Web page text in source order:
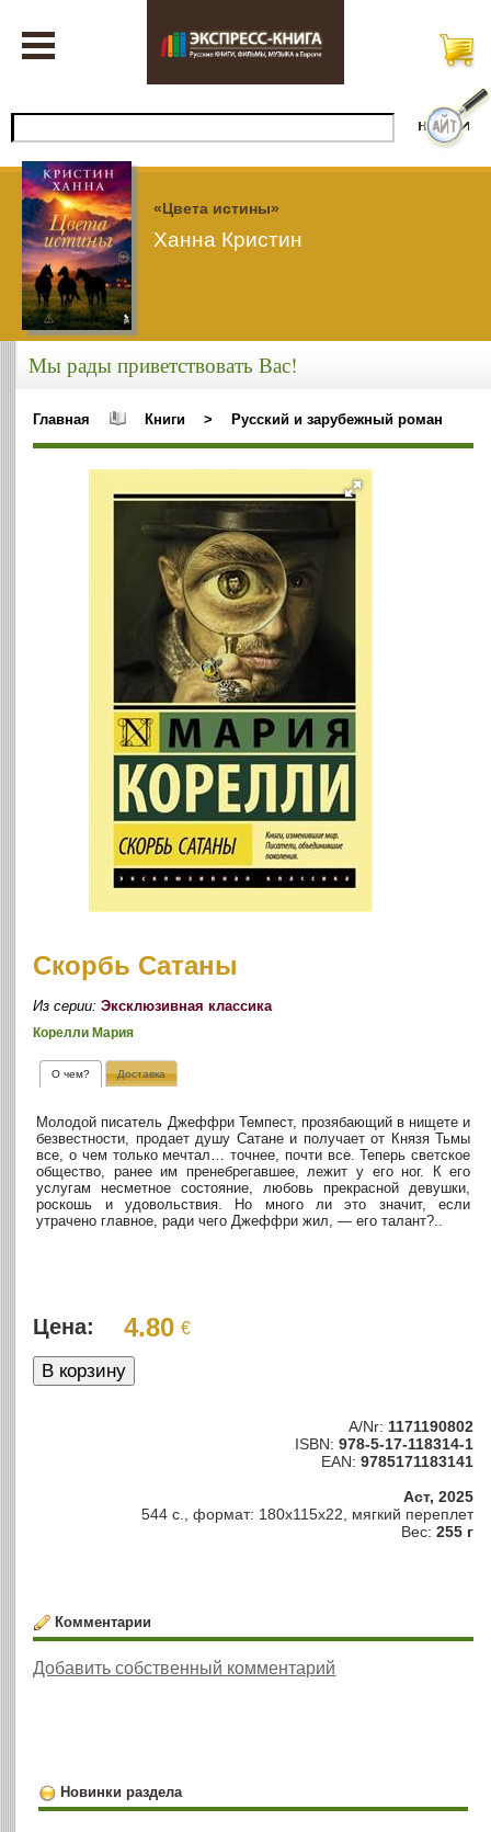
«Цвета истины»
Ханна Кристин
Мы рады приветствовать Вас!
Главная Книги > Русский и зарубежный роман
Скорбь Сатаны
Из серии:Эксклюзивная классика
Корелли Мария
О чем? Доставка
Молодой писатель Джеффри Темпест, прозябающий в нищете и
безвестности, продает душу Сатане и получает от Князя Тьмы
все, о чем только мечтал… точнее, почти все. Теперь светское
общество, ранее им пренебрегавшее, лежит у его ног. К его
услугам несметное состояние, любовь прекрасной девушки,
роскошь и удовольствия. Но много ли это значит, если
утрачено главное, ради чего Джеффри жил, — его талант?..
Цена: 4.80 €
A/Nr: 1171190802
ISBN: 978-5-17-118314-1
EAN: 9785171183141
Аст, 2025
544 c., формат: 180x115x22, мягкий переплет
Вес: 255 г
Комментарии
Добавить собственный комментарий
Новинки раздела